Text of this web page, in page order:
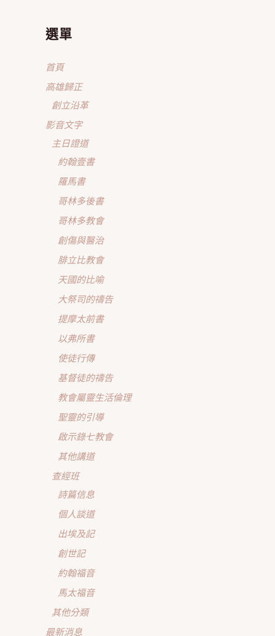
選單
首頁
高雄歸正
創立沿革
影音文字
主日證道
約翰壹書
羅馬書
哥林多後書
哥林多教會
創傷與醫治
腓立比教會
天國的比喻
大祭司的禱告
提摩太前書
以弗所書
使徒行傳
基督徒的禱告
教會屬靈生活倫理
聖靈的引導
啟示錄七教會
其他講道
查經班
詩篇信息
個人談道
出埃及記
創世記
約翰福音
馬太福音
其他分類
最新消息